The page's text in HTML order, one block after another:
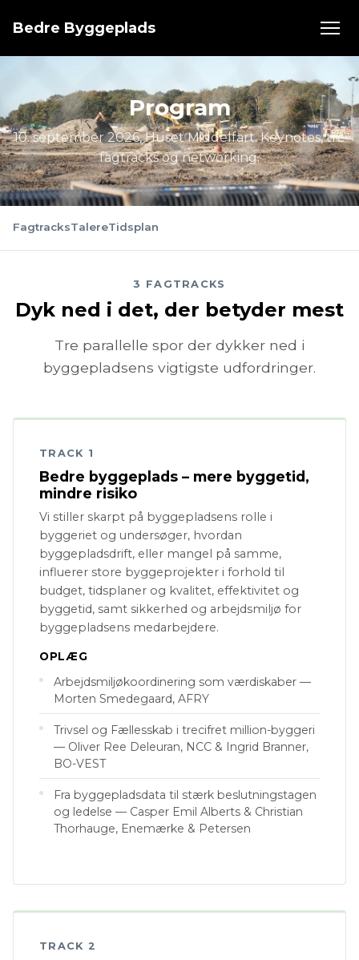
Bedre Byggeplads
Program
10. september 2026, Huset Middelfart. Keynotes, tre
fagtracks og networking.
FagtracksTalereTidsplan
3 FAGTRACKS
Dyk ned i det, der betyder mest
Tre parallelle spor der dykker ned i
byggepladsens vigtigste udfordringer.
TRACK 1
Bedre byggeplads – mere byggetid,
mindre risiko
Vi stiller skarpt på byggepladsens rolle i
byggeriet og undersøger, hvordan
byggepladsdrift, eller mangel på samme,
influerer store byggeprojekter i forhold til
budget, tidsplaner og kvalitet, effektivitet og
byggetid, samt sikkerhed og arbejdsmiljø for
byggepladsens medarbejdere.
OPLÆG
Arbejdsmiljøkoordinering som værdiskaber —
Morten Smedegaard, AFRY
Trivsel og Fællesskab i trecifret million-byggeri
— Oliver Ree Deleuran, NCC & Ingrid Branner,
BO-VEST
Fra byggepladsdata til stærk beslutningstagen
og ledelse — Casper Emil Alberts & Christian
Thorhauge, Enemærke & Petersen
TRACK 2